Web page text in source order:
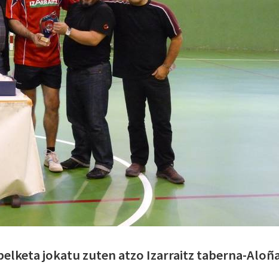
jokatu zuten atzo Izarraitz taberna-